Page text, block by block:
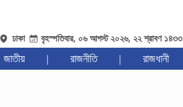
ঢাকা বৃহস্পতিবার, ০৬ আগস্ট ২০২৬, ২২ শ্রাবণ ১৪৩৩
জাতীয় | রাজনীতি | রাজধানী